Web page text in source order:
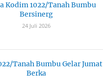
Kodim 1022/Tanah Bumbu
Bersinerg
24 Juli 2026
Tanah Bumbu Gelar Jumat
Berka